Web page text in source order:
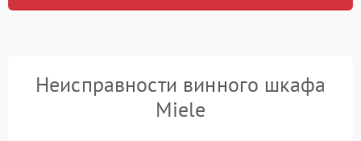
Неисправности винного шкафа
Miele